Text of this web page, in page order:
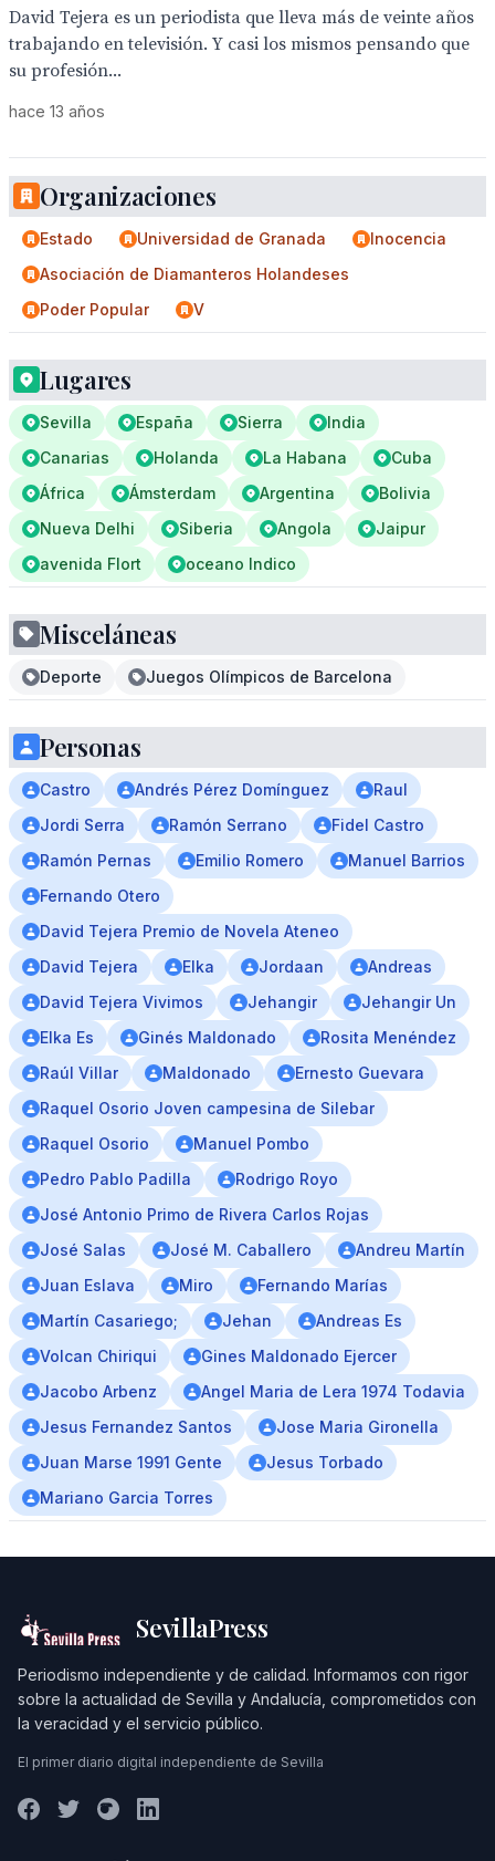
David Tejera es un periodista que lleva más de veinte años
trabajando en televisión. Y casi los mismos pensando que
su profesión...
hace 13 años
Organizaciones
Estado Universidad de Granada
Inocencia
Asociación de Diamanteros Holandeses
Poder Popular
V
Lugares
Sevilla España Sierra
India
Canarias
Holanda La Habana
Cuba
África
Ámsterdam Argentina
Bolivia
Nueva Delhi
Siberia Angola
Jaipur
avenida Flort
oceano Indico
Misceláneas
Deporte Juegos Olímpicos de Barcelona
Personas
Castro Andrés Pérez Domínguez
Raul
Jordi Serra
Ramón Serrano
Fidel Castro
Ramón Pernas
Emilio Romero
Manuel Barrios
Fernando Otero
David Tejera Premio de Novela Ateneo
David Tejera
Elka Jordaan
Andreas
David Tejera Vivimos
Jehangir
Jehangir Un
Elka Es
Ginés Maldonado
Rosita Menéndez
Raúl Villar
Maldonado
Ernesto Guevara
Raquel Osorio Joven campesina de Silebar
Raquel Osorio
Manuel Pombo
Pedro Pablo Padilla
Rodrigo Royo
José Antonio Primo de Rivera Carlos Rojas
José Salas
José M. Caballero
Andreu Martín
Juan Eslava
Miro
Fernando Marías
Martín Casariego;
Jehan
Andreas Es
Volcan Chiriqui
Gines Maldonado Ejercer
Jacobo Arbenz
Angel Maria de Lera 1974 Todavia
Jesus Fernandez Santos
Jose Maria Gironella
Juan Marse 1991 Gente
Jesus Torbado
Mariano Garcia Torres
SevillaPress
Periodismo independiente y de calidad. Informamos con rigor
sobre la actualidad de Sevilla y Andalucía, comprometidos con
la veracidad y el servicio público.
El primer diario digital independiente de Sevilla